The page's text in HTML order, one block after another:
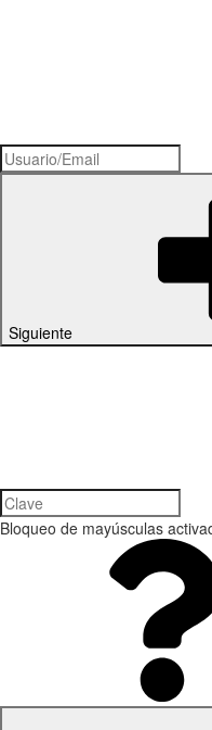
Siguiente
Bloqueo de mayúsculas